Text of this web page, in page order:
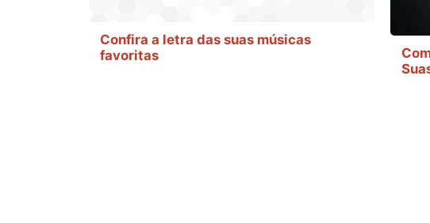
Confira a letra das suas músicas
favoritas